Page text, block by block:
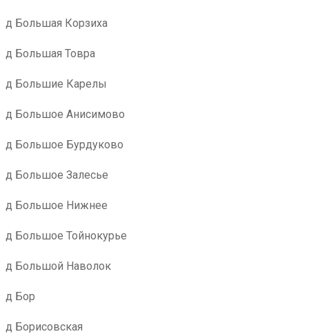
д Большая Корзиха
д Большая Товра
д Большие Карелы
д Большое Анисимово
д Большое Бурдуково
д Большое Залесье
д Большое Нижнее
д Большое Тойнокурье
д Большой Наволок
д Бор
д Борисовская